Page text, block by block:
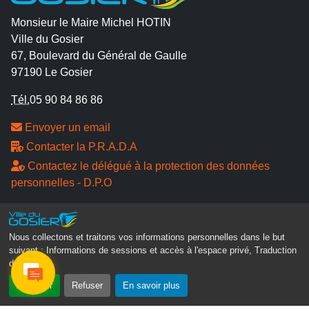
Nous collectons et traitons vos informations personnelles dans le but
suivant :
Informations de sessions et accès à l'espace privé, Traduction
des pages .
Accepter Refuser En savoir plus
Monsieur le Maire Michel HOTIN
Ville du Gosier
67, Boulevard du Général de Gaulle
97190 Le Gosier
Tél.05 90 84 86 86
Envoyer un email
Contacter la P.R.A.D.A
Contactez le délégué à la protection des données
personnelles - D.P.O
Suivez-nous